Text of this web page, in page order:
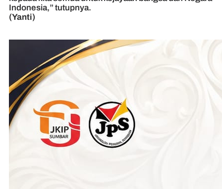
Indonesia,” tutupnya.
(Yanti)